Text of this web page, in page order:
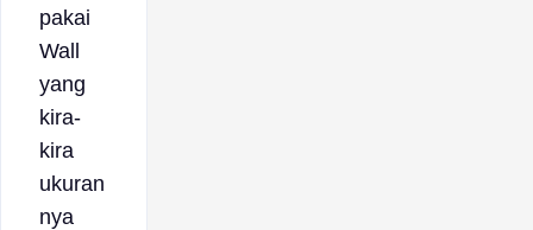
pakai
Wall
yang
kira-
kira
ukuran
nya